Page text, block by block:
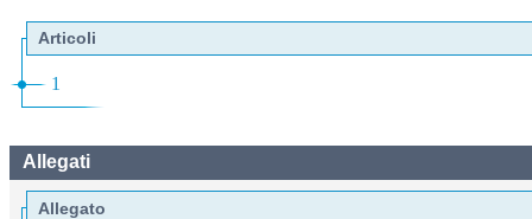
Articoli
1
Allegati
Allegato